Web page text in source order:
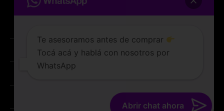
ATENCIÓN AL CLIENTE
Lunes a sabados de 10 a 19 hs
PREGUNTAS FRECUENTES
TERMINOS Y CONDICIONES
Te asesoramos antes de comprar
Abrir chat ahora